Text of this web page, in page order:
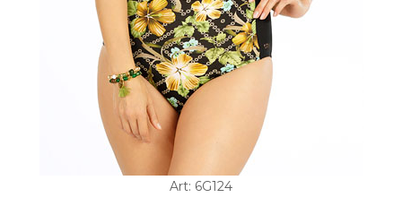
Art: 6G124